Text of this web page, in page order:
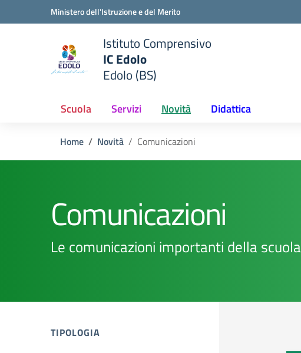
Vai ai contenuti
Vai al menu di navigazioneMinistero dell'Istruzione e del Merito
scuola
Istituto Comprensivo
IC Edolo
Edolo (BS)
Scuola Servizi Novità Didattica
Home Novità Comunicazioni
Comunicazioni
Le comunicazioni importanti della scuola
TIPOLOGIA